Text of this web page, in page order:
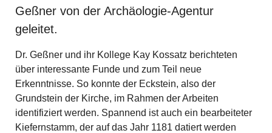
Geßner von der Archäologie-Agentur
geleitet.
Dr. Geßner und ihr Kollege Kay Kossatz berichteten
über interessante Funde und zum Teil neue
Erkenntnisse. So konnte der Eckstein, also der
Grundstein der Kirche, im Rahmen der Arbeiten
identifiziert werden. Spannend ist auch ein bearbeiteter
Kiefernstamm, der auf das Jahr 1181 datiert werden